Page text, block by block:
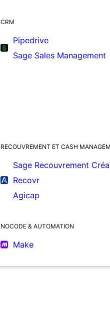
CRM
Pipedrive
Sage Sales Management
RECOUVREMENT ET CASH
Sage Recouvrement
Recovr
Agicap
NOCODE & AUTOMATION
Make